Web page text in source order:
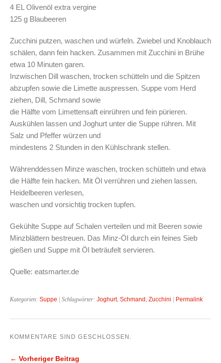
4 EL Olivenöl extra vergine
125 g Blaubeeren
Zucchini putzen, waschen und würfeln. Zwiebel und Knoblauch
schälen, dann fein hacken. Zusammen mit Zucchini in Brühe
etwa 10 Minuten garen.
Inzwischen Dill waschen, trocken schütteln und die Spitzen
abzupfen sowie die Limette auspressen. Suppe vom Herd
ziehen, Dill, Schmand sowie
die Hälfte vom Limettensaft einrühren und fein pürieren.
Auskühlen lassen und Joghurt unter die Suppe rühren. Mit
Salz und Pfeffer würzen und
mindestens 2 Stunden in den Kühlschrank stellen.
Währenddessen Minze waschen, trocken schütteln und etwa
die Hälfte fein hacken. Mit Öl verrühren und ziehen lassen.
Heidelbeeren verlesen,
waschen und vorsichtig trocken tupfen.
Gekühlte Suppe auf Schalen verteilen und mit Beeren sowie
Minzblättern bestreuen. Das Minz-Öl durch ein feines Sieb
gießen und Suppe mit Öl beträufelt servieren.
Quelle: eatsmarter.de
Kategorien: Suppe | Schlagwörter: Joghurt, Schmand Zucchini | Permalink
KOMMENTARE SIND GESCHLOSSEN.
← Vorheriger Beitrag